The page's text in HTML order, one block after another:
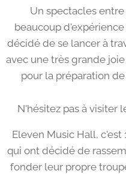
Un spectacles
beaucoup
décidé de se lancer à
avec une très grande
pour la préparation
N'hésitez pas à visiter
Eleven Music Hall, c'est
qui ont décidé de
fonder leur propre